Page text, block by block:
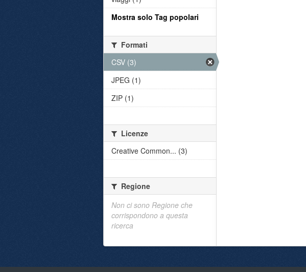
Mostra solo Tag popolari
Formati
CSV (3)
JPEG (1)
ZIP (1)
Licenze
Creative Common... (3)
Regione
Non ci sono Regione che
corrispondono a questa
ricerca